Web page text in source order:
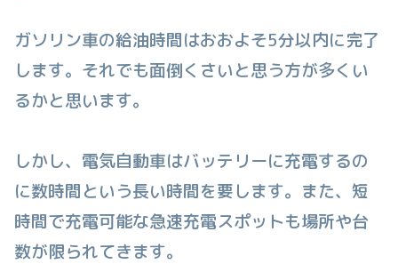
ガソリン車の給油時間はおおよそ5分以内に完了
します。それでも面倒くさいと思う方が多くい
るかと思います。
しかし、電気自動車はバッテリーに充電するの
に数時間という長い時間を要します。また、短
時間で充電可能な急速充電スポットも場所や台
数が限られてきます。